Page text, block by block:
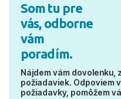
Som tu pre
vás, odborne
vám
poradím.
Nájdem vám dovolenku,
požiadaviek. Odpoviem
požiadavky, pomôžem